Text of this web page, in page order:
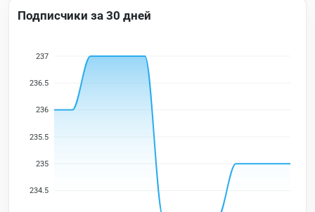
Подписчики за 30 дней
237
236.5
236
235.5
235
234.5